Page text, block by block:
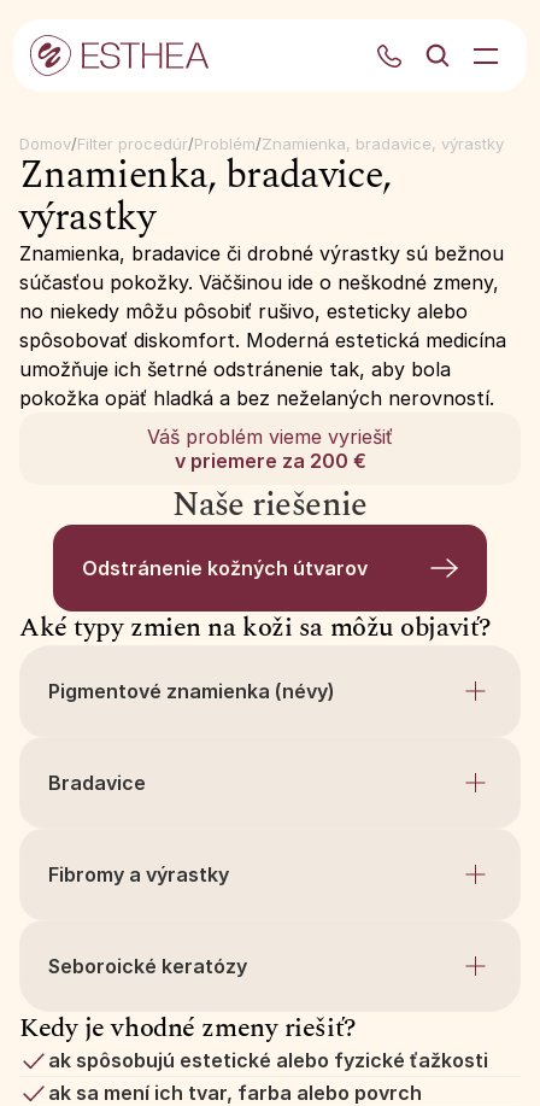
Domov/Filter procedúr/Problém/Znamienka, bradavice, výrastky
Znamienka, bradavice,
výrastky
Znamienka, bradavice či drobné výrastky sú bežnou
súčasťou pokožky. Väčšinou ide o neškodné zmeny,
no niekedy môžu pôsobiť rušivo, esteticky alebo
spôsobovať diskomfort. Moderná estetická medicína
umožňuje ich šetrné odstránenie tak, aby bola
pokožka opäť hladká a bez neželaných nerovností.
Váš problém vieme vyriešiť
v priemere za 200 €
Naše riešenie
Odstránenie kožných útvarov
Aké typy zmien na koži sa môžu objaviť?
Pigmentové znamienka (névy)
Bradavice
Fibromy a výrastky
Seboroické keratózy
Kedy je vhodné zmeny riešiť?
ak spôsobujú estetické alebo fyzické ťažkosti
ak sa mení ich tvar, farba alebo povrch